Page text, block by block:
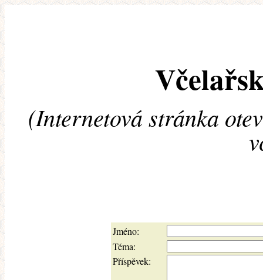
(Internetová stránka
Jméno:
Téma:
Příspěvek: